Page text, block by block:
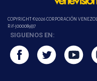
COPYRIGHT ©2026 CORPORACIÓN
Rif-j000089337
SIGUENOS EN: